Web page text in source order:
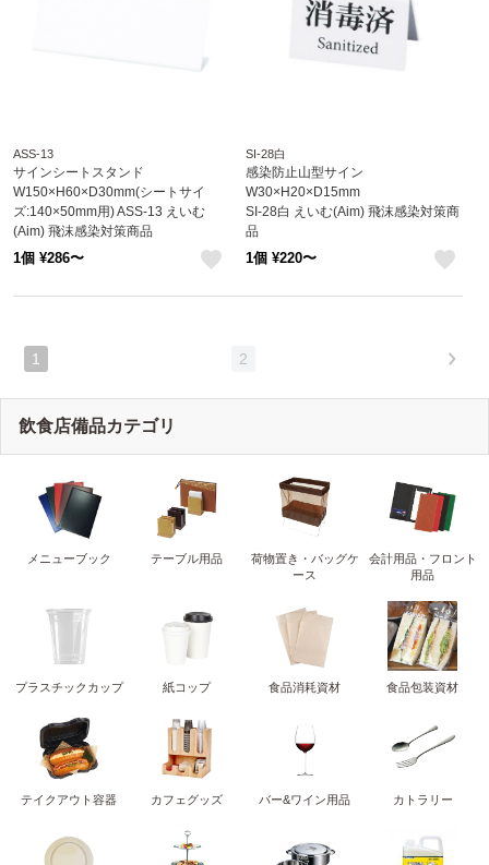
ASS-13
サインシートスタンド
W150×H60×D30mm(シートサイ
ズ:140×50mm用) ASS-13 えいむ
(Aim) 飛沫感染対策商品
1個 ¥286〜
SI-28白
感染防止山型サイン
W30×H20×D15mm
SI-28白 えいむ(Aim) 飛沫感染対策商
品
1個 ¥220〜
1 2
飲食店備品カテゴリ
メニューブック テーブル用品
荷物置き・バッグケ
ース
会計用品・フロント
用品
プラスチックカップ 紙コップ 食品消耗資材 食品包装資材
テイクアウト容器 カフェグッズ バー&ワイン用品 カトラリー